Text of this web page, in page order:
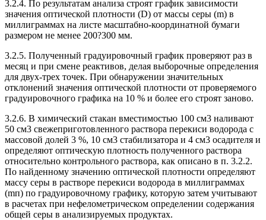
3.2.4. По результатам анализа строят график зависимости
значения оптической плотности (D) от массы серы (m) в
миллиграммах на листе масштабно-координатной бумаги
размером не менее 200?300 мм.
3.2.5. Полученный градуировочный график проверяют раз в
месяц и при смене реактивов, делая выборочные определения
для двух-трех точек. При обнаружении значительных
отклонений значения оптической плотности от проверяемого
градуировочного графика на 10 % и более его строят заново.
3.2.6. В химический стакан вместимостью 100 см3 наливают
50 см3 свежеприготовленного раствора перекиси водорода с
массовой долей 3 %, 10 см3 стабилизатора и 4 см3 осадителя и
определяют оптическую плотность полученного раствора
относительно контрольного раствора, как описано в п. 3.2.2.
По найденному значению оптической плотности определяют
массу серы в растворе перекиси водорода в миллиграммах
(mп) по градуировочному графику, которую затем учитывают
в расчетах при нефелометрическом определении содержания
общей серы в анализируемых продуктах.